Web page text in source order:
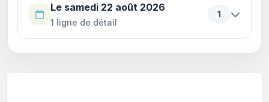
Le samedi 22 août 2026
1 ligne de détail
1